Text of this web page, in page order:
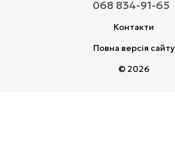
068 834-91-65
Контакти
Повна версія сайту
© 2026